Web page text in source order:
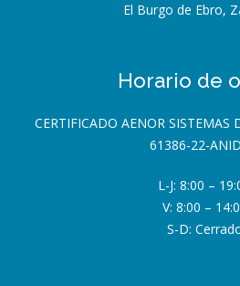
El Burgo de Ebro,
Horario de
CERTIFICADO AENOR SISTEMAS
61386-22-
L-J: 8:00 –
V: 8:00 –
S-D: